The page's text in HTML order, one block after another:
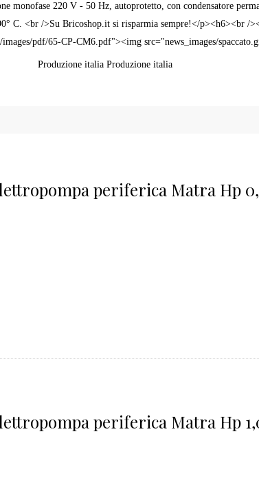
monofase 220 V - 50 Hz, autoprotetto, con condensatore
C. <br />Su Bricoshop.it si risparmia sempre!</p><h6><br /
pdf/65-CP-CM6.pdf"><img src="news_images/
Produzione italia Produzione italia
periferica Matra Hp
periferica Matra Hp